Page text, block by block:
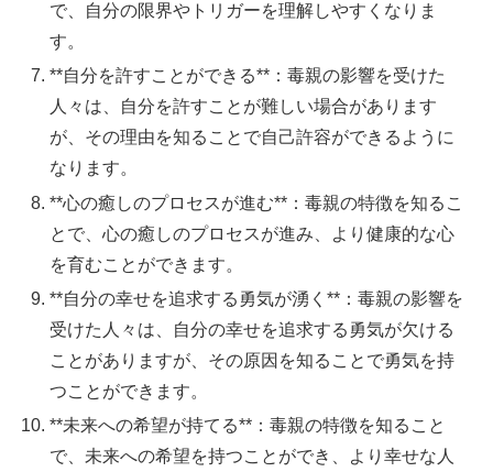
で、自分の限界やトリガーを理解しやすくなりま
す。
**自分を許すことができる**：毒親の影響を受けた
人々は、自分を許すことが難しい場合があります
が、その理由を知ることで自己許容ができるように
なります。
**心の癒しのプロセスが進む**：毒親の特徴を知るこ
とで、心の癒しのプロセスが進み、より健康的な心
を育むことができます。
**自分の幸せを追求する勇気が湧く**：毒親の影響を
受けた人々は、自分の幸せを追求する勇気が欠ける
ことがありますが、その原因を知ることで勇気を持
つことができます。
**未来への希望が持てる**：毒親の特徴を知ること
で、未来への希望を持つことができ、より幸せな人